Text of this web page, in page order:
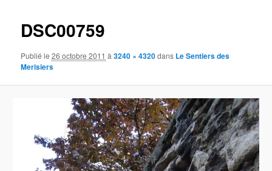
DSC00759
Publié le26 octobre 2011 à3240 × 4320dans Le Sentiers des
Merisiers